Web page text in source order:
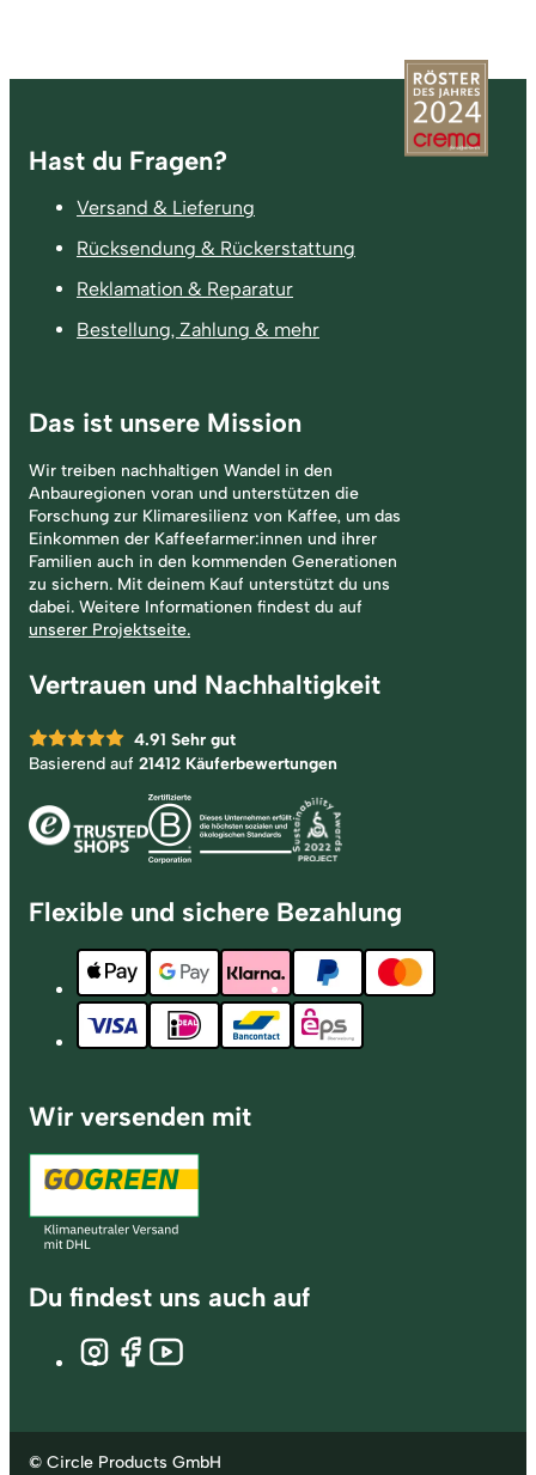
Fußzeile
Hast du Fragen?
Versand & Lieferung
Rücksendung & Rückerstattung
Reklamation & Reparatur
Bestellung, Zahlung & mehr
Das ist unsere Mission
Wir treiben nachhaltigen Wandel in den
Anbauregionen voran und unterstützen die
Forschung zur Klimaresilienz von Kaffee, um das
Einkommen der Kaffeefarmer:innen und ihrer
Familien auch in den kommenden Generationen
zu sichern. Mit deinem Kauf unterstützt du uns
dabei. Weitere Informationen findest du auf
unserer Projektseite.
Vertrauen und Nachhaltigkeit
4.91 Sehr gut
Basierend auf 21412 Käuferbewertungen
Flexible und sichere Bezahlung
Wir versenden mit
Du findest uns auch auf
© Circle Products GmbH